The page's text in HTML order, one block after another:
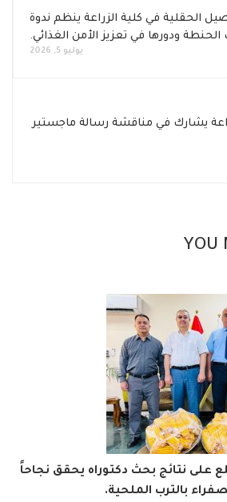
في كلية الزراعة ينظم ندوة
ودورها في تعزيز الأمن الغذائي.
يشارك في مناقشة رسالة ماجستير
نتائج بحث دكتوراه يحقق نجاحاً
بالترب الملحية.